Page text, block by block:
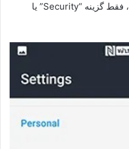
که قابلیت اثر انگشت را ندارند، فقط گزینه “Security” یا